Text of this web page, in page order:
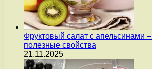
Фруктовый салат с апельсинами
полезные свойства
21.11.2025